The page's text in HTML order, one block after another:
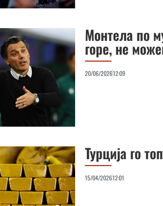
Монтела по
горе, не
20/06/202612:09
Турција го
15/04/202612:01